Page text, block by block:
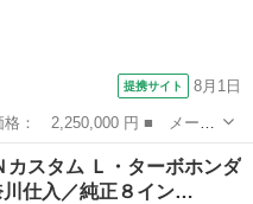
提携サイト 8月1日
■ グレード名： Ｇ・ホン
フルセグＴＶ／バックモニ
カスタム Ｌ・ターボホンダ
川仕入／純正８イン…